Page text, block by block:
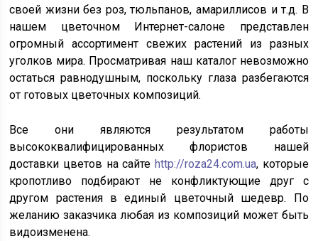
своей жизни без роз, тюльпанов, амариллисов и т.д. В
нашем цветочном Интернет-салоне представлен
огромный ассортимент свежих растений из разных
уголков мира. Просматривая наш каталог невозможно
остаться равнодушным, поскольку глаза разбегаются
от готовых цветочных композиций.
Все они являются результатом работы
высококвалифицированных флористов нашей
доставки цветов на сайте http://roza24.com.ua, которые
кропотливо подбирают не конфликтующие друг с
другом растения в единый цветочный шедевр. По
желанию заказчика любая из композиций может быть
видоизменена.